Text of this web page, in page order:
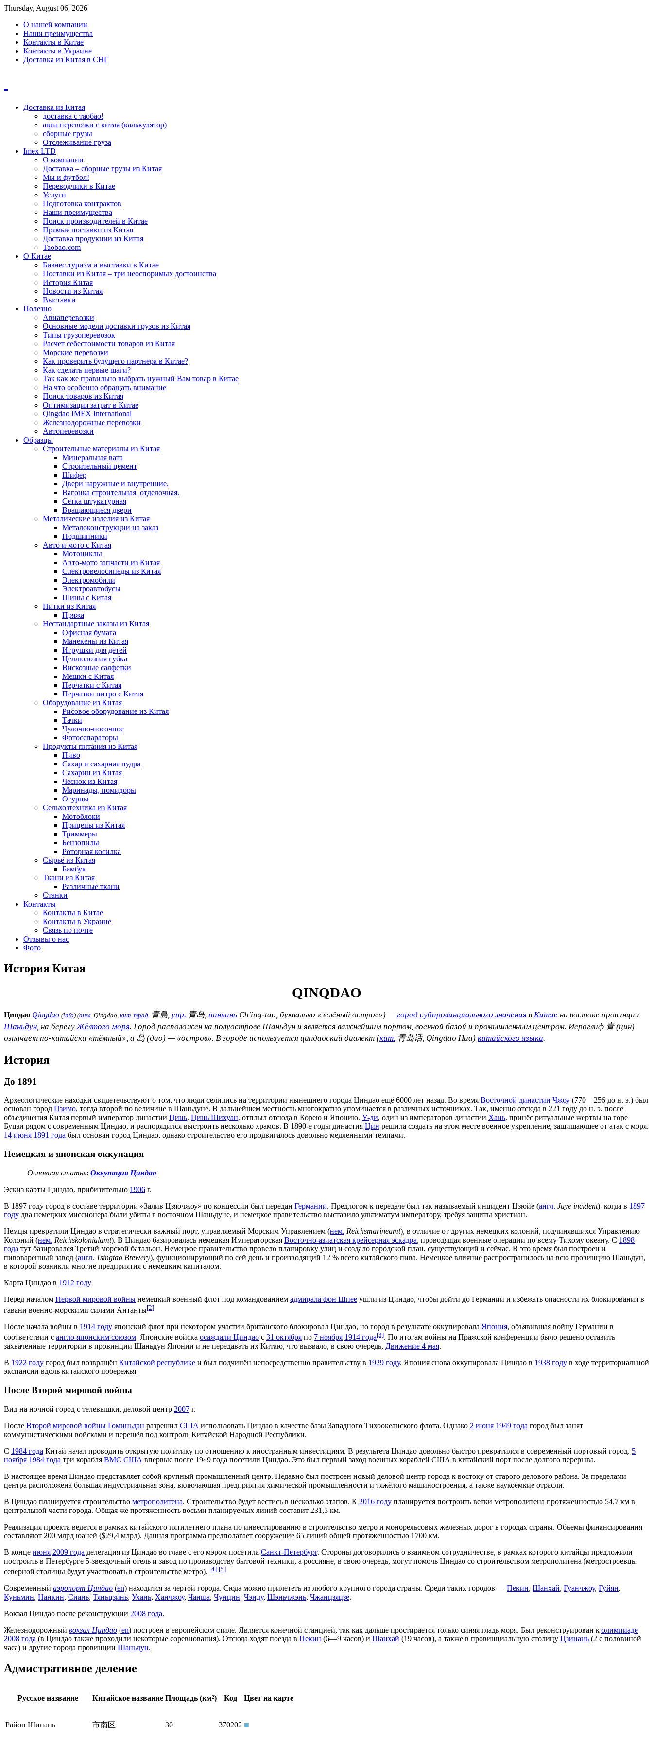
Thursday, August 06, 2026
О нашей компании
Наши преимущества
Контакты в Китае
Контакты в Украине
Доставка из Китая в СНГ
Доставка из Китая
доставка с таобао!
авиа перевозки с китая (калькулятор)
сборные грузы
Отслеживание груза
Imex LTD
О компании
Доставка – сборные грузы из Китая
Мы и футбол!
Переводчики в Китае
Услуги
Подготовка контрактов
Наши преимущества
Поиск производителей в Китае
Прямые поставки из Китая
Доставка продукции из Китая
Taobao.com
О Китае
Бизнес-туризм и выставки в Китае
Поставки из Китая – три неоспоримых достоинства
История Китая
Новости из Китая
Выставки
Полезно
Авиаперевозки
Основные модели доставки грузов из Китая
Типы грузоперевозок
Расчет себестоимости товаров из Китая
Морские перевозки
Как проверить будущего партнера в Китае?
Как сделать первые шаги?
Так как же правильно выбрать нужный Вам товар в Китае
На что особенно обращать внимание
Поиск товаров из Китая
Оптимизация затрат в Китае
Qingdao IMEX International
Железнодорожные перевозки
Автоперевозки
Образцы
Строительные материалы из Китая
Минеральная вата
Строительный цемент
Шифер
Двери наружные и внутренние.
Вагонка строительная, отделочная.
Сетка штукатурная
Вращающиеся двери
Металические изделия из Китая
Металоконструкции на заказ
Подшипники
Авто и мото с Китая
Мотоциклы
Авто-мото запчасти из Китая
Єлектровелосипеды из Китая
Электромобили
Электроавтобусы
Шины с Китая
Нитки из Китая
Пряжа
Нестандартные заказы из Китая
Офисная бумага
Манекены из Китая
Игрушки для детей
Целлюлозная губка
Вискозные салфетки
Мешки с Китая
Перчатки с Китая
Перчатки нитро с Китая
Оборудование из Китая
Рисовое оборудование из Китая
Тачки
Чулочно-носочное
Фотосепараторы
Продукты питания из Китая
Пиво
Сахар и сахарная пудра
Сахарин из Китая
Чеснок из Китая
Маринады, помидоры
Огурцы
Сельхозтехника из Китая
Мотоблоки
Прицепы из Китая
Триммеры
Бензопилы
Роторная косилка
Сырьё из Китая
Бамбук
Ткани из Китая
Различные ткани
Станки
Контакты
Контакты в Китае
Контакты в Украине
Связь по почте
Отзывы о нас
Фото
История Китая
QINQDAO
Циндао Qingdao (info) (англ. Qingdao кит. трад. 青島, упр. 青岛, пиньинь Ch'ing-tao , буквально «зелёный остров») —город субпровинциального значения в Китае на востоке провинции
Шаньдун , на берегу Жёлтого моря. Город расположен на полуострове Шаньдун и является важнейшим портом, военной базой и промышленным центром. Иероглиф 青 (цин)
означает по-китайски «тёмный», а 岛 (дао) — «остров». В городе используется циндаоский диалект (кит. 青岛话, Qingdao Hua) китайского языка.
История
До 1891
Археологические находки свидетельствуют о том, что люди селились на территории нынешнего города Циндао ещё 6000 лет назад. Во время Восточной династии Чжоу (770—256 до н. э.) был
основан город Цзимо, тогда второй по величине в Шаньдуне. В дальнейшем местность многократно упоминается в различных источниках. Так, именно отсюда в 221 году до н. э. после
объединения Китая первый император династии Цинь, Цинь Шихуан, отплыл отсюда в Корею и Японию. У-ди, один из императоров династии Хань, принёс ритуальные жертвы на горе
Буцзи рядом с современным Циндао, и распорядился выстроить несколько храмов. В 1890-е годы династия Цин решила создать на этом месте военное укрепление, защищающее от атак с моря.
14 июня 1891 года был основан город Циндао, однако строительство его продвигалось довольно медленными темпами.
Немецкая и японская оккупация
Основная статья: Оккупация Циндао
Эскиз карты Циндао, прибизительно 1906 г.
В 1897 году город в составе территории «Залив Цзяочжоу» по концессии был передан Германии. Предлогом к передаче был так называемый инцидент Цзюйе (англ. Juye incident), когда в 1897
году два немецких миссионера были убиты в восточном Шаньдуне, и немецкое правительство выставило ультиматум императору, требуя защиты христиан.
Немцы превратили Циндао в стратегически важный порт, управляемый Морским Управлением (нем. Reichsmarineamt), в отличие от других немецких колоний, подчинявшихся Управлению
Колоний (нем. Reichskolonialamt). В Циндао базировалась немецкая Императорская Восточно-азиатская крейсерная эскадра, проводящая военные операции по всему Тихому океану. С 1898
года тут базировался Третий морской батальон. Немецкое правительство провело планировку улиц и создало городской план, существующий и сейчас. В это время был построен и
пивоваренный завод (англ. Tsingtao Brewery), функционирующий по сей день и производящий 12 % всего китайского пива. Немецкое влияние распространилось на всю провинцию Шаньдун,
в которой возникли многие предприятия с немецким капиталом.
Карта Циндао в 1912 году
Перед началом Первой мировой войны немецкий военный флот под командованием адмирала фон Шпее ушли из Циндао, чтобы дойти до Германии и избежать опасности их блокирования в
гавани военно-морскими силами Антанты[2]
После начала войны в 1914 году японский флот при некотором участии британского блокировал Циндао, но город в результате оккупировала Япония, объявившая войну Германии в
соответствии с англо-японским союзом. Японские войска осаждали Циндао с 31 октября по 7 ноября 1914 года[3]. По итогам войны на Пражской конференции было решено оставить
захваченные территории в провинции Шаньдун Японии и не передавать их Китаю, что вызвало, в свою очередь, Движение 4 мая.
В 1922 году город был возвращён Китайской республике и был подчинён непосредственно правительству в 1929 году. Япония снова оккупировала Циндао в 1938 году в ходе территориальной
экспансии вдоль китайского побережья.
После Второй мировой войны
Вид на ночной город с телевышки, деловой центр 2007 г.
После Второй мировой войны Гоминьдан разрешил США использовать Циндао в качестве базы Западного Тихоокеанского флота. Однако 2 июня 1949 года город был занят
коммунистическими войсками и перешёл под контроль Китайской Народной Республики.
С 1984 года Китай начал проводить открытую политику по отношению к иностранным инвестициям. В результета Циндао довольно быстро превратился в современный портовый город. 5
ноября 1984 года три корабля ВМС США впервые после 1949 года посетили Циндао. Это был первый заход военных кораблей США в китайский порт после долгого перерыва.
В настоящее время Циндао представляет собой крупный промышленный центр. Недавно был построен новый деловой центр города к востоку от старого делового района. За пределами
центра расположена большая индустриальная зона, включающая предприятия химической промышленности и тяжёлого машиностроения, а также наукоёмкие отрасли.
В Циндао планируется строительство метрополитена. Строительство будет вестись в несколько этапов. К 2016 году планируется построить ветки метрополитена протяженностью 54,7 км в
центральной части города. Общая же протяженность восьми планируемых линий составит 231,5 км.
Реализация проекта ведется в рамках китайского пятилетнего плана по инвестированию в строительство метро и монорельсовых железных дорог в городах страны. Объемы финансирования
составляют 200 млрд юаней ($29,4 млрд). Данная программа предполагает сооружение 65 линий общей протяженностью 1700 км.
В конце июня 2009 года делегация из Циндао во главе с его мэром посетила Санкт-Петербург. Стороны договорились о взаимном сотрудничестве, в рамках которого китайцы предложили
построить в Петербурге 5-звездочный отель и завод по производству бытовой техники, а россияне, в свою очередь, могут помочь Циндао со строительством метрополитена (метростроевцы
северной столицы будут участвовать в строительстве метро). [4] [5]
Современный аэропорт Циндао (en) находится за чертой города. Сюда можно прилететь из любого крупного города страны. Среди таких городов — Пекин, Шанхай, Гуанчжоу, Гуйян,
Куньмин, Нанкин, Сиань, Тяньцзинь, Ухань, Ханчжоу, Чанша, Чунцин, Чэнду, Шэньчжэнь, Чжанцзяцзе.
Вокзал Циндао после реконструкции 2008 года.
Железнодорожный вокзал Циндао (en) построен в европейском стиле. Является конечной станцией, так как дальше простирается только синяя гладь моря. Был реконструирован к олимпиаде
2008 года (в Циндао также проходили некоторые соревнования). Отсюда ходят поезда в Пекин (6—9 часов) и Шанхай (19 часов), а также в провинциальную столицу Цзинань (2 с половиной
часа) и другие города провинции Шаньдун.
Адмистративное деление
Русское название Китайское название Площадь (км²) Код Цвет на карте
Район Шинань 市南区 30 370202 ■